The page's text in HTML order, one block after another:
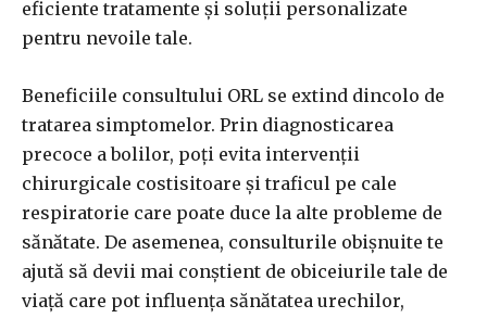
eficiente tratamente și soluții personalizate
pentru nevoile tale.
Beneficiile consultului ORL se extind dincolo de
tratarea simptomelor. Prin diagnosticarea
precoce a bolilor, poți evita intervenții
chirurgicale costisitoare și traficul pe cale
respiratorie care poate duce la alte probleme de
sănătate. De asemenea, consulturile obișnuite te
ajută să devii mai conștient de obiceiurile tale de
viață care pot influența sănătatea urechilor,